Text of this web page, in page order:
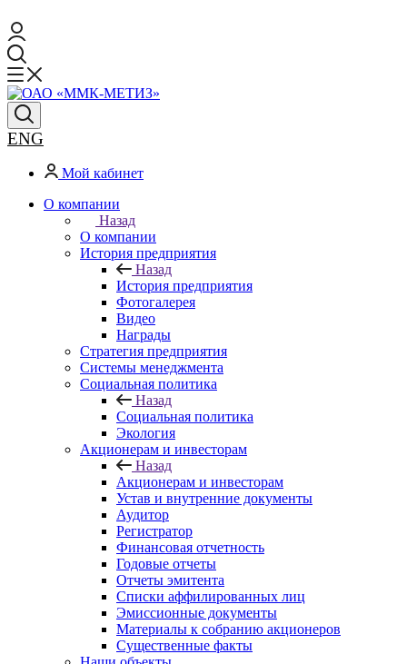
ENG
Мой кабинет
О компании
Назад
О компании
История предприятия
Назад
История предприятия
Фотогалерея
Видео
Награды
Стратегия предприятия
Системы менеджмента
Социальная политика
Назад
Социальная политика
Экология
Акционерам и инвесторам
Назад
Акционерам и инвесторам
Устав и внутренние документы
Аудитор
Регистратор
Финансовая отчетность
Годовые отчеты
Отчеты эмитента
Списки аффилированных лиц
Эмиссионные документы
Материалы к собранию акционеров
Существенные факты